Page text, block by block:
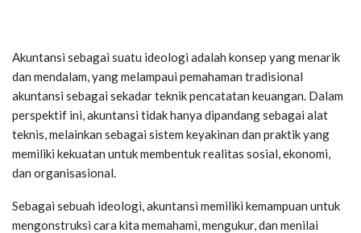
Akuntansi sebagai suatu ideologi adalah konsep yang menarik
dan mendalam, yang melampaui pemahaman tradisional
akuntansi sebagai sekadar teknik pencatatan keuangan. Dalam
perspektif ini, akuntansi tidak hanya dipandang sebagai alat
teknis, melainkan sebagai sistem keyakinan dan praktik yang
memiliki kekuatan untuk membentuk realitas sosial, ekonomi,
dan organisasional.
Sebagai sebuah ideologi, akuntansi memiliki kemampuan untuk
mengonstruksi cara kita memahami, mengukur, dan menilai